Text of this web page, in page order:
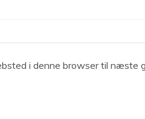
i denne browser til næste